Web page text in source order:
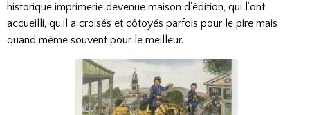
historique imprimerie devenue maison d'édition, qui l'ont
accueilli, qu'il a croisés et côtoyés parfois pour le pire mais
quand même souvent pour le meilleur.